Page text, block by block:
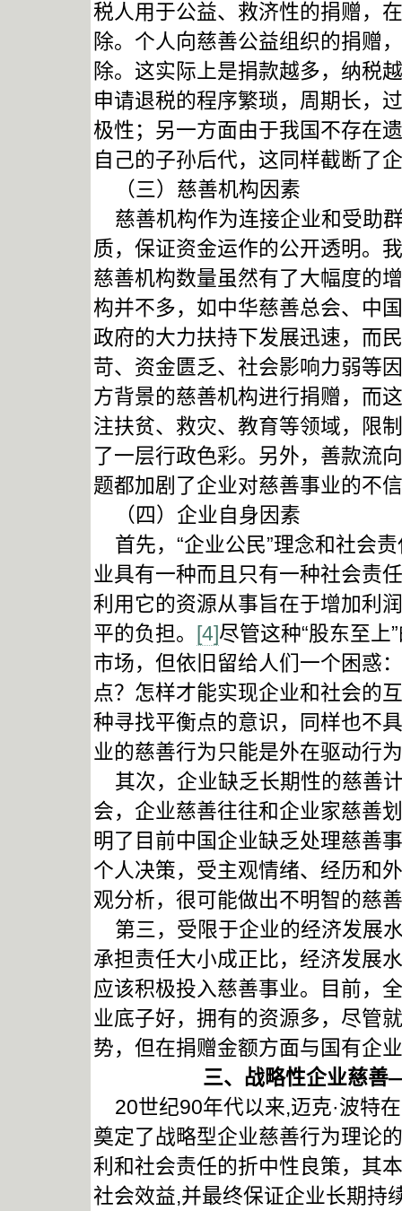
税人用于公益、救济性的捐赠，
除。个人向慈善公益组织的捐赠
除。这实际上是捐款越多，纳税
申请退税的程序繁琐，周期长，
极性；另一方面由于我国不存在
自己的子孙后代，这同样截断了
（三）慈善机构因素
慈善机构作为连接企业和受助
质，保证资金运作的公开透明。
慈善机构数量虽然有了大幅度的
构并不多，如中华慈善总会、中
政府的大力扶持下发展迅速，而
苛、资金匮乏、社会影响力弱等
方背景的慈善机构进行捐赠，而
注扶贫、救灾、教育等领域，限
了一层行政色彩。另外，善款流
题都加剧了企业对慈善事业的不
（四）企业自身因素
首先，“企业公民”理念和社会
业具有一种而且只有一种社会责
利用它的资源从事旨在于增加利
平的负担。 [4]尽管这种“股东至上
市场，但依旧留给人们一个困惑
点？怎样才能实现企业和社会的
种寻找平衡点的意识，同样也不
业的慈善行为只能是外在驱动行
其次，企业缺乏长期性的慈善
会，企业慈善往往和企业家慈善
明了目前中国企业缺乏处理慈善
个人决策，受主观情绪、经历和
观分析，很可能做出不明智的慈
第三，受限于企业的经济发展
承担责任大小成正比，经济发展
应该积极投入慈善事业。目前，
业底子好，拥有的资源多，尽管
势，但在捐赠金额方面与国有企
三、战略性企业慈
20世纪90年代以来,迈克·波特
奠定了战略型企业慈善行为理论
利和社会责任的折中性良策，其
社会效益,并最终保证企业长期持